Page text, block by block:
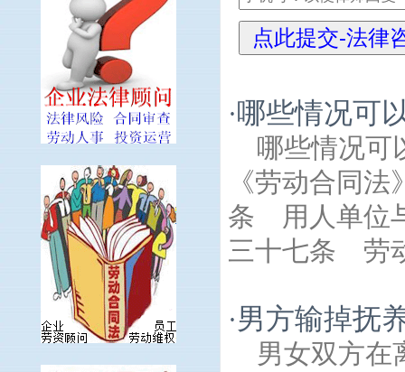
·哪些情况可
哪些情况可
《劳动合同
条 用人单位
三十七条 劳
·男方输掉抚
男女双方在